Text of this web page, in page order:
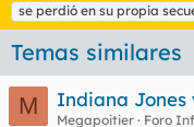
se perdió en su propia
Temas similares
M
Indiana Jones
Megapoitier
Foro